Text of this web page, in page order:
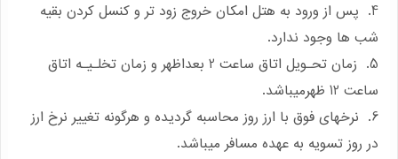
4. پس از ورود به هتل امکان خروج زود تر و کنسل کردن بقیه
شب ها وجود ندارد.
5. زمان تحـویل اتاق ساعت 2 بعداظهر و زمان تخلـیـه اتاق
ساعت 12 ظهرمیباشد.
6. نرخهای فوق با ارز روز محاسبه گردیده و هرگونه تغییر نرخ ارز
در روز تسویه به عهده مسافر میباشد.